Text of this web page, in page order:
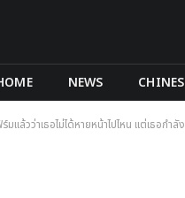
NEWS
แล้วว่าเธอไม่ได้หายหน้าไปไหน แต่เธอกำ